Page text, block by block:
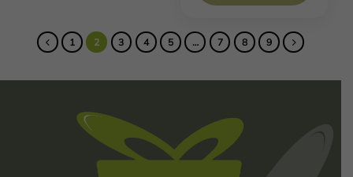
1 2 3 4 5 … 7 8 9